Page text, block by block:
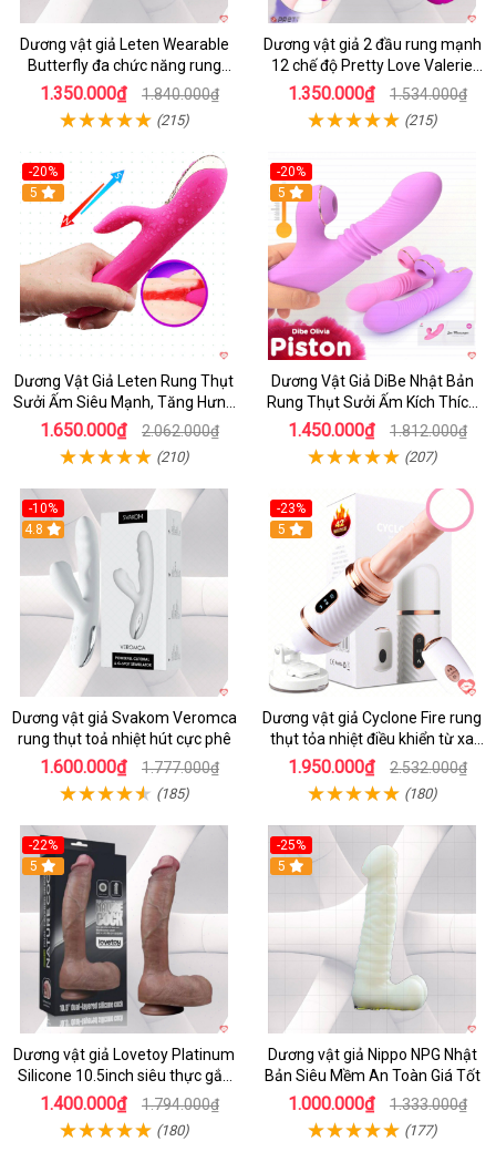
Dương vật giả Leten Wearable
Butterfly đa chức năng rung
mạnh điều khiển app bluetooth
1.350.000₫ 1.840.000₫
(215)
Dương vật giả 2 đầu rung mạnh
12 chế độ Pretty Love Valerie
mua ngay
1.350.000₫ 1.534.000₫
(215)
-20%
5
Dương Vật Giả Leten Rung Thụt
Sưởi Ấm Siêu Mạnh, Tăng Hưng
Phấn
1.650.000₫ 2.062.000₫
(210)
-20%
5
Dương Vật Giả DiBe Nhật Bản
Rung Thụt Sưởi Ấm Kích Thích
Nữ
1.450.000₫ 1.812.000₫
(207)
-10%
4.8
Dương vật giả Svakom Veromca
rung thụt toả nhiệt hút cực phê
1.600.000₫ 1.777.000₫
(185)
-23%
5
Dương vật giả Cyclone Fire rung
thụt tỏa nhiệt điều khiển từ xa
kích thích nữ
1.950.000₫ 2.532.000₫
(180)
-22%
5
Dương vật giả Lovetoy Platinum
Silicone 10.5inch siêu thực gắn
tường
1.400.000₫ 1.794.000₫
(180)
-25%
5
Dương vật giả Nippo NPG Nhật
Bản Siêu Mềm An Toàn Giá Tốt
1.000.000₫ 1.333.000₫
(177)